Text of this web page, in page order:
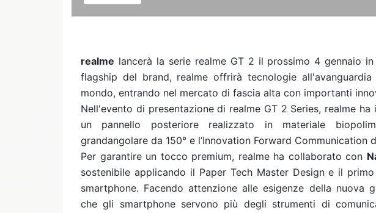
realme lancerà la serie realme GT 2 il prossimo 4 gennaio
flagship del brand, realme offrirà tecnologie
mondo, entrando nel mercato di fascia alta con importanti
Nell'evento di presentazione di realme GT 2 Series, realme
un pannello posteriore realizzato in materiale
grandangolare da 150° e l’Innovation Forward Communication
Per garantire un tocco premium, realme ha collaborato con
sostenibile applicando il Paper Tech Master Design e il
smartphone. Facendo attenzione alle esigenze della nuova
che gli smartphone servono più degli strumenti di